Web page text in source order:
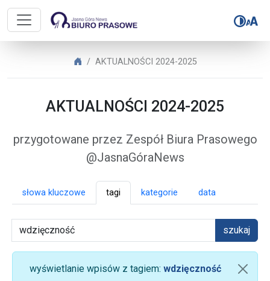
Biuro Prasowe Jasnej Góry –
Biuro Prasowe Jasnej Góry
AKTUALNOŚCI 2024-2025
AKTUALNOŚCI 2024-2025
przygotowane przez Zespół Biura Prasowego
@JasnaGóraNews
słowa kluczowe tagi kategorie data
szukaj
wyświetlanie wpisów z tagiem: wdzięczność